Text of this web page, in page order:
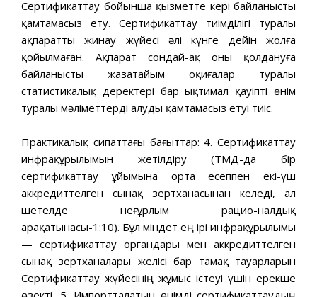
Сертификаттау бойынша қызметте кері байланысты
қамтамасыз ету. Сертификаттау тиімділігі туралы
ақпаратты жинау жүйесі әлі күнге дейін жолға
қойылмаған. Ақпарат сондай-ақ оны қолдануға
байланысты жазатайым оқиғалар туралы
статистикалық деректері бар ықтимал қауіпті өнім
туралы мәліметтерді алуды қамтамасыз етуі тиіс.
Практикалық сипаттағы бағыттар: 4. Сертификаттау
инфрақұрылымын жетілдіру (ТМД-да бір
сертификаттау ұйымына орта есеппен екі-үш
аккредиттелген сынақ зертханасынан келеді, ал
шетелде неғұрлым рацио-налдық
арақатынасы-1:10). Бұл міндет ең ірі инфрақұрылымы
— сертификаттау органдары мен аккредиттелген
сынақ зертханалары желісі бар тамақ тауарларын
Сертификаттау жүйесінің жұмыс істеуі үшін ерекше